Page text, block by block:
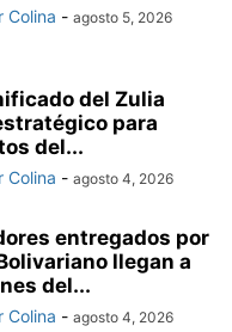
Colina - agosto 5, 2026
del Zulia
para
del...
Colina - agosto 4, 2026
entregados por
llegan a
del...
Colina - agosto 4, 2026